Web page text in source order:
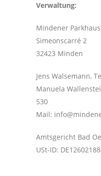
Verwaltung:
Mindener
Simeonscarré 2
32423 Minden
Jens Walsemann,
Manuela
530
Mail:
Amtsgericht Bad
USt-ID: